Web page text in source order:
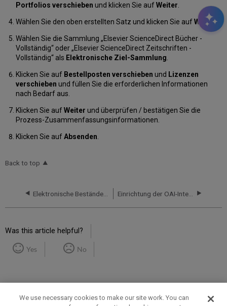
Portfolios verschieben und klicken Sie aufWeiter
Wählen Sie den oben erstellten Satz und klicken Sie aufWeiter.
Wählen Sie die Sammlung „Elsevier ScienceDirect Bücher -
Vollständig“ oder „Elsevier ScienceDirect Zeitschriften -
Vollständig“ als Elektronische Ziel-Sammlung
Klicken Sie auf Bestellposten verschieben und Lizenzen
verschieben und füllen Sie die erforderlichen Informationen
nach Bedarf aus.
Klicken Sie aufWeiter und überprüfen / bestätigen Sie die
Prozess-Zusammenfassungsinformationen.
Klicken Sie aufAbsenden
Back to top
Was this article helpful?
Yes No
We use necessary cookies to make our site work. You can